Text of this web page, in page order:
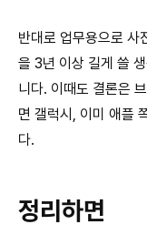
반대로 업무용으로 사
을 3년 이상 길게 쓸
니다. 이때도 결론은
면 갤럭시, 이미 애플
다.
정리하면